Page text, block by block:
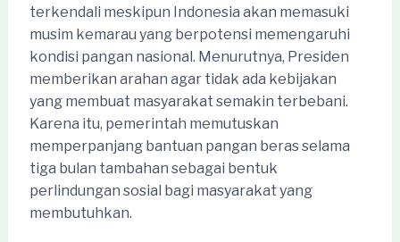
terkendali meskipun Indonesia akan memasuki
musim kemarau yang berpotensi memengaruhi
kondisi pangan nasional. Menurutnya, Presiden
memberikan arahan agar tidak ada kebijakan
yang membuat masyarakat semakin terbebani.
Karena itu, pemerintah memutuskan
memperpanjang bantuan pangan beras selama
tiga bulan tambahan sebagai bentuk
perlindungan sosial bagi masyarakat yang
membutuhkan.